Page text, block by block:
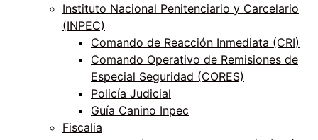
Instituto Nacional Penitenciario y Carcelario
(INPEC)
Comando de Reacción Inmediata (CRI)
Comando Operativo de Remisiones de
Especial Seguridad (CORES)
Policía Judicial
Guía Canino Inpec
Fiscalia